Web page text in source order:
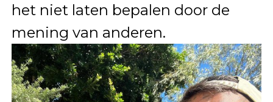
het niet laten bepalen door de
mening van anderen.